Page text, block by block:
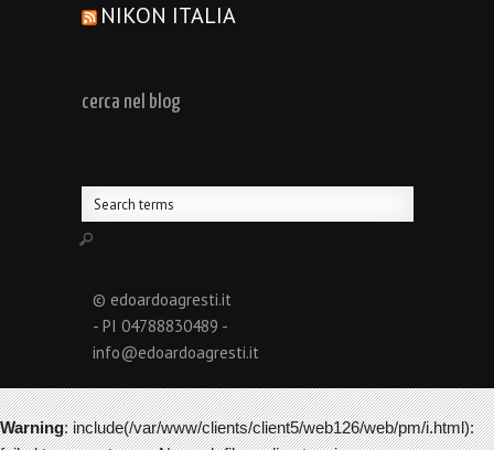
NIKON ITALIA
cerca nel blog
© edoardoagresti.it
- PI 04788830489 -
info@edoardoagresti.it
Warning: include(/var/www/clients/client5/web126/web/pm/i.html):